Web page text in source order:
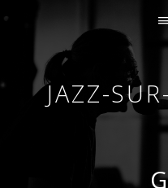
JAZZ-
COURS DE PIANO –